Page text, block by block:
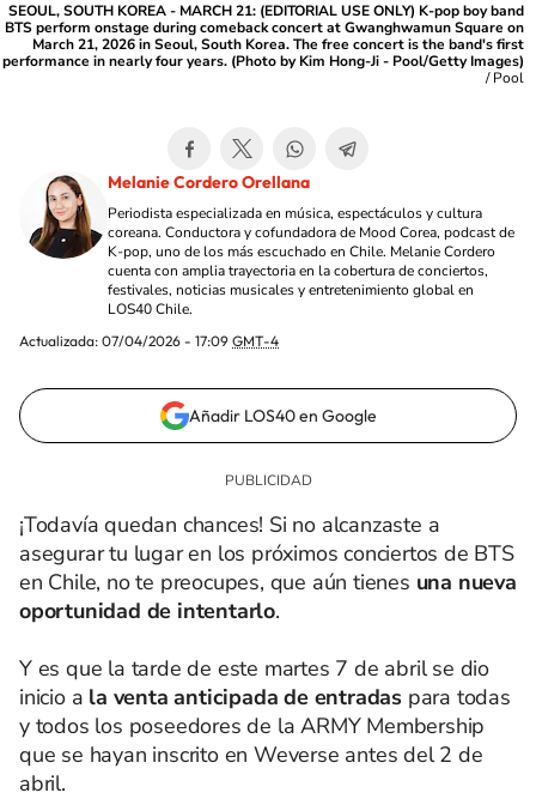
SEOUL, SOUTH KOREA - MARCH 21: (EDITORIAL USE ONLY) K-pop boy band
BTS perform onstage during comeback concert at Gwanghwamun Square on
March 21, 2026 in Seoul, South Korea. The free concert is the band's first
performance in nearly four years. (Photo by Kim Hong-Ji - Pool/Getty Images)
/Pool
Melanie Cordero Orellana
Periodista especializada en música, espectáculos y cultura
coreana. Conductora y cofundadora de Mood Corea, podcast de
K-pop, uno de los más escuchado en Chile. Melanie Cordero
cuenta con amplia trayectoria en la cobertura de conciertos,
festivales, noticias musicales y entretenimiento global en
LOS40 Chile.
Actualizada: 07/04/2026 - 17:09 GMT-4
Añadir LOS40 en Google
¡Todavía quedan chances! Si no alcanzaste a
asegurar tu lugar en los próximos conciertos de BTS
en Chile, no te preocupes, que aún tienes una nueva
oportunidad de intentarlo.
Y es que la tarde de este martes 7 de abril se dio
inicio a la venta anticipada de entradas para todas
y todos los poseedores de la ARMY Membership
que se hayan inscrito en Weverse antes del 2 de
abril.